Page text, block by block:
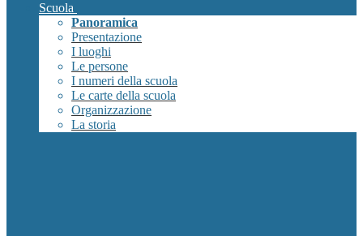
Scuola
Panoramica
Presentazione
I luoghi
Le persone
I numeri della scuola
Le carte della scuola
Organizzazione
La storia